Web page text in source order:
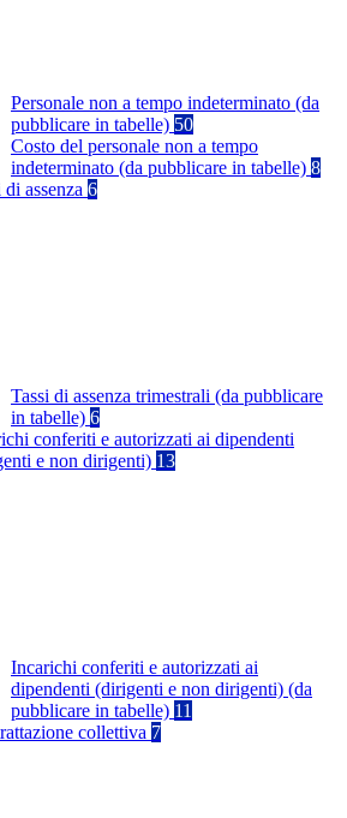
Personale non a tempo indeterminato (da
pubblicare in tabelle) 50
Costo del personale non a tempo
indeterminato (da pubblicare in tabelle) 8
di assenza 6
Tassi di assenza trimestrali (da pubblicare
in tabelle) 6
conferiti e autorizzati ai dipendenti
e non dirigenti) 13
Incarichi conferiti e autorizzati ai
dipendenti (dirigenti e non dirigenti) (da
pubblicare in tabelle) 11
collettiva 7